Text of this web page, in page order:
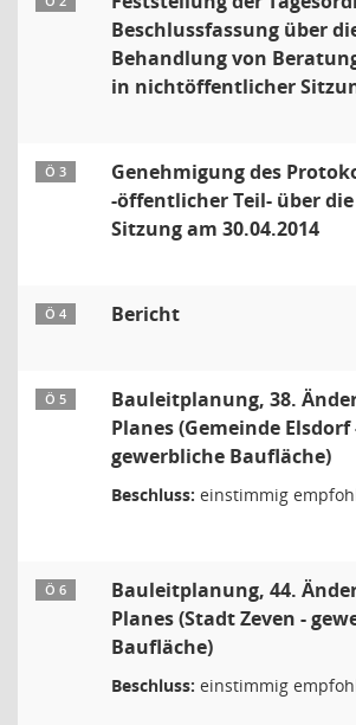
Beschlussfassung über
Behandlung von
in nichtöffentlicher
Ö 3
Genehmigung des
-öffentlicher Teil- über die
Sitzung am 30.04.2014
Ö 4 Bericht
Ö 5
Bauleitplanung, 38.
Planes (Gemeinde Elsdorf
gewerbliche Baufläche)
Beschluss: einstimmig
Ö 6
Bauleitplanung, 44.
Planes (Stadt Zeven -
Baufläche)
Beschluss: einstimmig